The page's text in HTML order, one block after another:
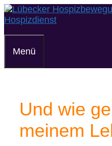
Zum
Inhalt
springen
Menü
Und wie
meinem